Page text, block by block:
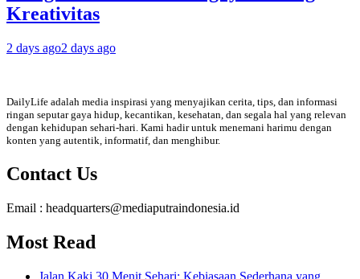
Kreativitas
2 days ago2 days ago
DailyLife adalah media inspirasi yang menyajikan cerita, tips, dan informasi
ringan seputar gaya hidup, kecantikan, kesehatan, dan segala hal yang relevan
dengan kehidupan sehari-hari. Kami hadir untuk menemani harimu dengan
konten yang autentik, informatif, dan menghibur.
Contact Us
Email : headquarters@mediaputraindonesia.id
Most Read
Jalan Kaki 30 Menit Sehari: Kebiasaan Sederhana yang